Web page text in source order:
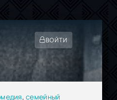
ВОЙТИ
,семейный